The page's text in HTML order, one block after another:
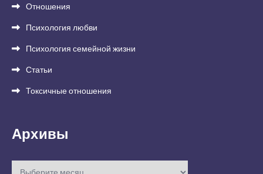
Отношения
Психология любви
Психология семейной жизни
Статьи
Токсичные отношения
Архивы
Архивы